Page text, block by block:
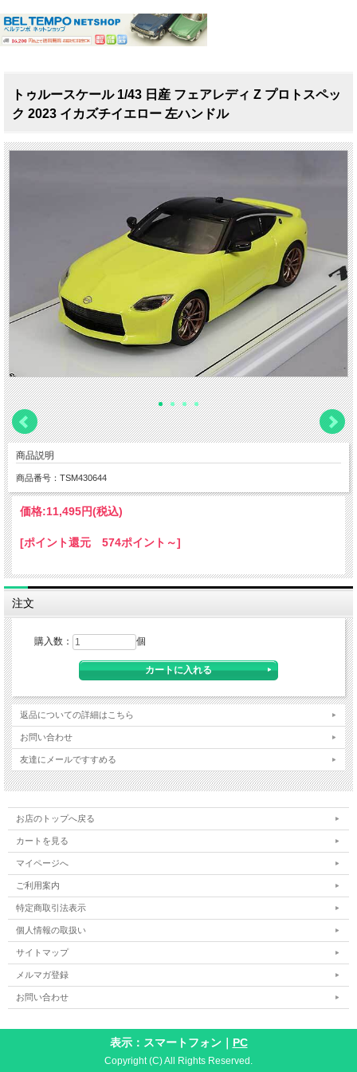
トゥルースケール 1/43 日産 フェアレディ Z プロトスペッ
ク 2023 イカズチイエロー 左ハンドル
商品説明
商品番号：TSM430644
価格:11,495円(税込)
[ポイント還元 574ポイント～]
注文
購入数： 個
返品についての詳細はこちら
お問い合わせ
友達にメールですすめる
お店のトップへ戻る
カートを見る
マイページへ
ご利用案内
特定商取引法表示
個人情報の取扱い
サイトマップ
メルマガ登録
お問い合わせ
表示：スマートフォン｜ PC
Copyright (C) All Rights Reserved.